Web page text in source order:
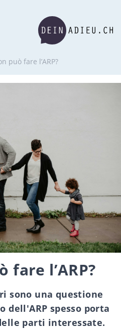
può fare l’ARP?
fare l’ARP?
sono una questione
spesso porta
parti interessate.